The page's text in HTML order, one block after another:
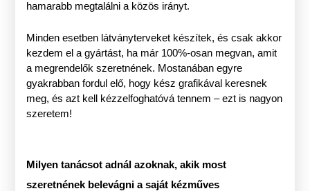
hamarabb megtalálni a közös irányt.
Minden esetben látványterveket készítek, és csak akkor
kezdem el a gyártást, ha már 100%-osan megvan, amit
a megrendelők szeretnének. Mostanában egyre
gyakrabban fordul elő, hogy kész grafikával keresnek
meg, és azt kell kézzelfoghatóvá tennem – ezt is nagyon
szeretem!
Milyen tanácsot adnál azoknak, akik most
szeretnének belevágni a saját kézműves